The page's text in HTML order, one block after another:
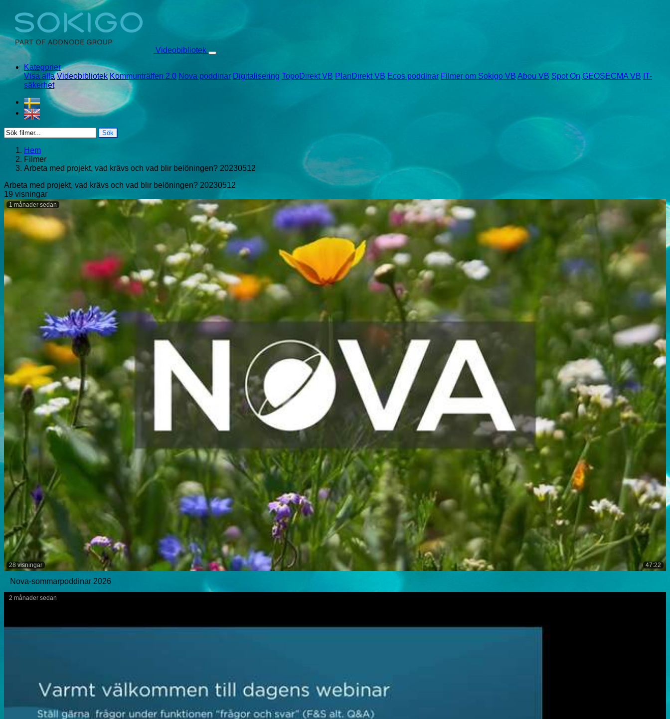
Videobibliotek
Kategorier
Visa alla Videobibliotek Kommunträffen 2.0 Nova poddinar Digitalisering TopoDirekt VB PlanDirekt VB Ecos poddinar Filmer om Sokigo VB Abou VB Spot On GEOSECMA VB IT-
säkerhet
Sök
Hem
Filmer
Arbeta med projekt, vad krävs och vad blir belöningen? 20230512
Arbeta med projekt, vad krävs och vad blir belöningen? 20230512
19 visningar
47:22
28 visningar
1 månader sedan
Nova-sommarpoddinar 2026
2 månader sedan